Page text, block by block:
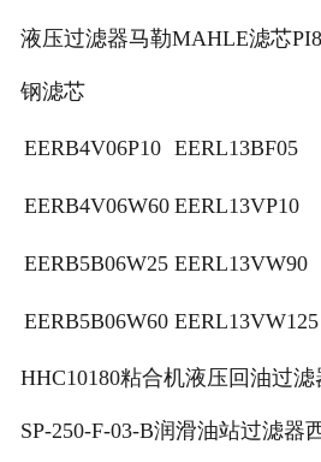
液压过滤器马勒MAHLE滤芯
钢滤芯
EERB4V06P10 EERL13BF05
EERB4V06W60 EERL13VP10
EERB5B06W25 EERL13VW90
EERB5B06W60 EERL13VW125
HHC10180粘合机液压回油过
SP-250-F-03-B润滑油站过滤器